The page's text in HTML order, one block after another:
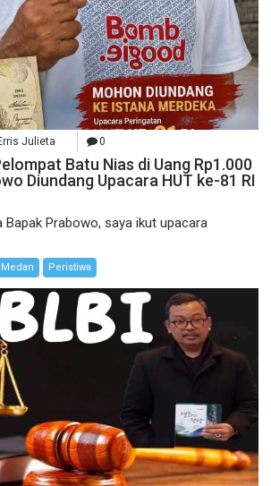
Julieta 0
Batu Nias di Uang Rp1.000
Diundang Upacara HUT ke-81 RI
Bapak Prabowo, saya ikut upacara
Medan Peristiwa